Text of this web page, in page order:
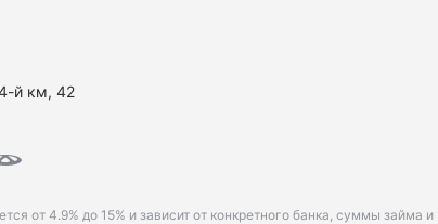
й км, 42
от 4.9% до 15% и зависит от конкретного банка, суммы займа и